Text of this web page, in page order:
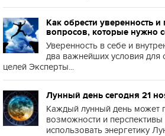
Как обрести уверенность
вопросов, которые нужно
Уверенность в себе и
два важнейших условия для
целей Эксперты...
Лунный день сегодня 21
Каждый лунный день может
возможности и
использовать энергетику